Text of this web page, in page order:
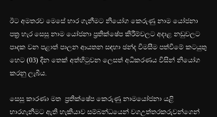
ඊට අමතරව මෙසේ භාර ගැනීමට නියෝග කෙරුණු නාම යෝජනා
පත්‍ර හැර සෙසු නාම යෝජනා ප්‍රතික්ෂේප කිරීම්වලට අදාළ නඩුවලට
පාදක වන පළාත් පාලන ආයතන සඳහා ඡන්ද විමසීම පත්වීමේ කටයුතු
හෙට (03) දින තෙක් අත්හිටුවන ලෙසත් අධිකරණය විසින් නියෝග
කරනු ලැබීය.
සෙසු කාරණා මත ප්‍රතික්ෂේප කෙරුණු නාමයෝජනා යළි
භාරගැනීමට ඇති හැකියාව සම්බන්ධයෙන් වගඋත්තරකරුවන්ගෙන්